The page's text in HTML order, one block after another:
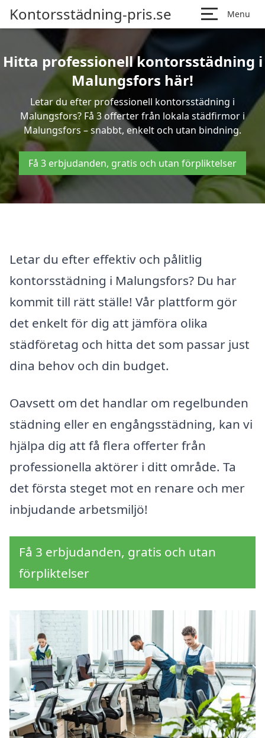
Kontorsstädning-pris.se Menu
Hitta professionell kontorsstädning i
Malungsfors här!
Letar du efter professionell kontorsstädning i
Malungsfors? Få 3 offerter från lokala städfirmor i
Malungsfors – snabbt, enkelt och utan bindning.
Få 3 erbjudanden, gratis och utan förpliktelser
Letar du efter effektiv och pålitlig
kontorsstädning i Malungsfors? Du har
kommit till rätt ställe! Vår plattform gör
det enkelt för dig att jämföra olika
städföretag och hitta det som passar just
dina behov och din budget.
Oavsett om det handlar om regelbunden
städning eller en engångsstädning, kan vi
hjälpa dig att få flera offerter från
professionella aktörer i ditt område. Ta
det första steget mot en renare och mer
inbjudande arbetsmiljö!
Få 3 erbjudanden, gratis och utan
förpliktelser